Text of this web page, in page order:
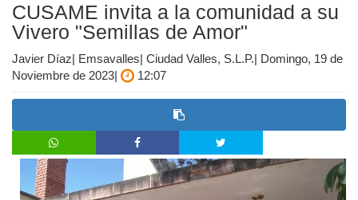
CUSAME invita a la comunidad a su
Vivero "Semillas de Amor"
Javier Díaz| Emsavalles| Ciudad Valles, S.L.P.| Domingo, 19 de
Noviembre de 2023|
12:07